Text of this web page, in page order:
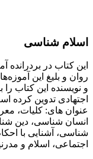
اسلام شناسی
این کتاب در
روان و بلیغ این
و نویسنده این کتاب را
اجتهادی تدوین کرده
عنوان های: کلیات،
انسان شناسی، دین
شناسی، آشنایی با
اجتماعی، اسلام و